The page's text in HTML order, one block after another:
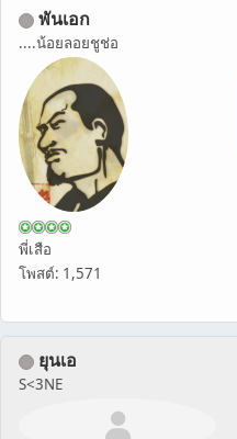
พันเอก
....น้อยลอยชูช่อ
พี่เสือ
โพสต์: 1,571
ยุนเอ
S<3NE